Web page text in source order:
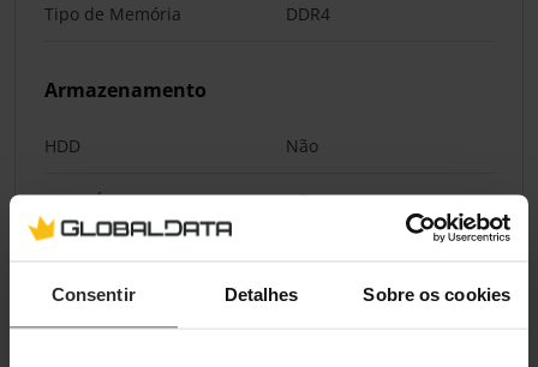
Consentir Detalhes Sobre os cookies
Tipo de Memória DDR4
Armazenamento
HDD Não
Disco Óptico Não
(total)